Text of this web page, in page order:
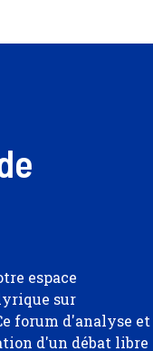
espace
sur
forum d'analyse et
d'un débat libre